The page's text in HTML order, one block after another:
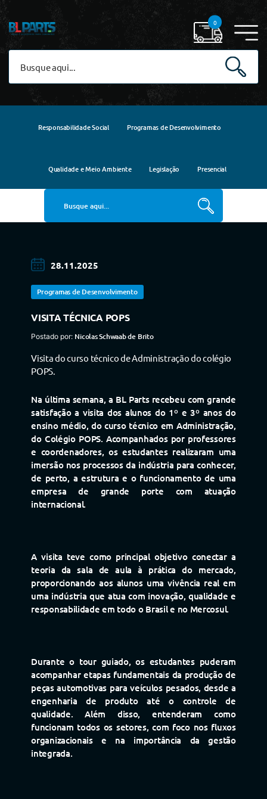
0
Responsabilidade Social Programas de Desenvolvimento
Qualidade e Meio Ambiente Legislação Presencial
28.11.2025
Programas de Desenvolvimento
VISITA TÉCNICA POPS
Nicolas Schwaab de Brito
Visita do curso técnico de Administração do colégio
POPS.
Na última semana, a BL Parts recebeu com grande
satisfação a visita dos alunos do 1º e 3º anos do
ensino médio, do curso técnico em Administração,
do Colégio POPS. Acompanhados por professores
e coordenadores, os estudantes realizaram uma
imersão nos processos da indústria para conhecer,
de perto, a estrutura e o funcionamento de uma
empresa de grande porte com atuação
internacional.
A visita teve como principal objetivo conectar a
teoria da sala de aula à prática do mercado,
proporcionando aos alunos uma vivência real em
uma indústria que atua com inovação, qualidade e
responsabilidade em todo o Brasil e no Mercosul.
Durante o tour guiado, os estudantes puderam
acompanhar etapas fundamentais da produção de
peças automotivas para veículos pesados, desde a
engenharia de produto até o controle de
qualidade. Além disso, entenderam como
funcionam todos os setores, com foco nos fluxos
organizacionais e na importância da gestão
integrada.